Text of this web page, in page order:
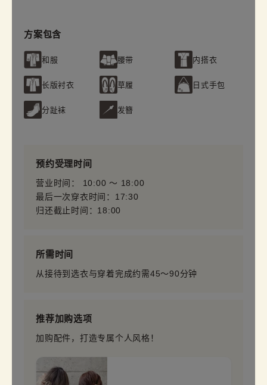
方案包含
和服 腰带 内搭衣
长版衬衣 草履 日式手包
分趾袜 发簪
预约受理时间
营业时间： 10:00 〜 18:00
最后一次穿衣时间：17:30
归还截止时间：18:00
所需时间
从接待到选衣与穿着完成约需45～90分钟
推荐加购选项
加购配件，打造专属个人风格！